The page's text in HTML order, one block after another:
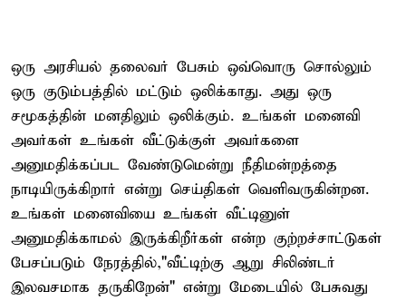
ஒரு அரசியல் தலைவர் பேசும் ஒவ்வொரு சொல்லும்
ஒரு குடும்பத்தில் மட்டும் ஒலிக்காது. அது ஒரு
சமூகத்தின் மனதிலும் ஒலிக்கும். உங்கள் மனைவி
அவர்கள் உங்கள் வீட்டுக்குள் அவர்களை
அனுமதிக்கப்பட வேண்டுமென்று நீதிமன்றத்தை
நாடியிருக்கிறார் என்று செய்திகள் வெளிவருகின்றன.
உங்கள் மனைவியை உங்கள் வீட்டினுள்
அனுமதிக்காமல் இருக்கிறீர்கள் என்ற குற்றச்சாட்டுகள்
பேசப்படும் நேரத்தில்,"வீட்டிற்கு ஆறு சிலிண்டர்
இலவசமாக தருகிறேன்" என்று மேடையில் பேசுவது